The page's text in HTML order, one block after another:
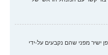
ישיר מפני שהם נקבעים על-ידי